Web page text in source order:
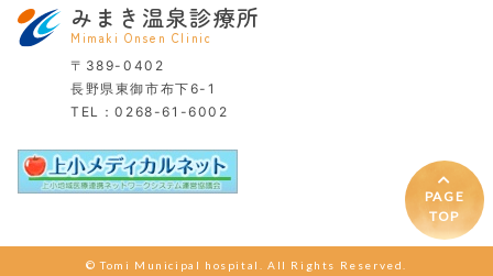
PAGE
TOP
みまき温泉診療所
Mimaki Onsen Clinic
〒389-0402
長野県東御市布下6-1
TEL：0268-61-6002
© Tomi Municipal hospital. All Rights Reserved.